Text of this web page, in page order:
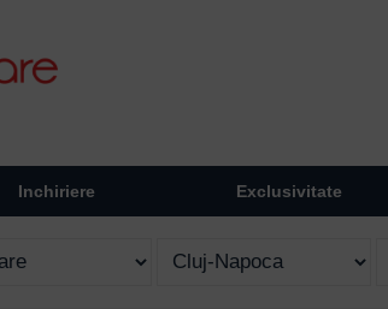
Inchiriere Exclusivitate